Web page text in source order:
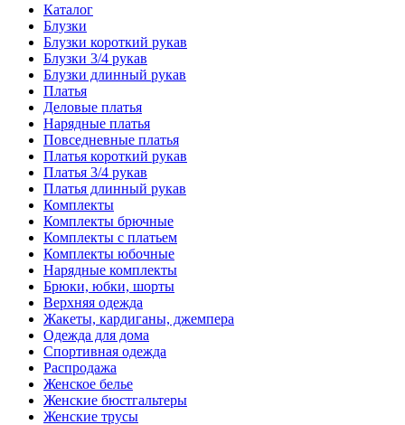
Каталог
Блузки
Блузки короткий рукав
Блузки 3/4 рукав
Блузки длинный рукав
Платья
Деловые платья
Нарядные платья
Повседневные платья
Платья короткий рукав
Платья 3/4 рукав
Платья длинный рукав
Комплекты
Комплекты брючные
Комплекты с платьем
Комплекты юбочные
Нарядные комплекты
Брюки, юбки, шорты
Верхняя одежда
Жакеты, кардиганы, джемпера
Одежда для дома
Спортивная одежда
Распродажа
Женское белье
Женские бюстгальтеры
Женские трусы